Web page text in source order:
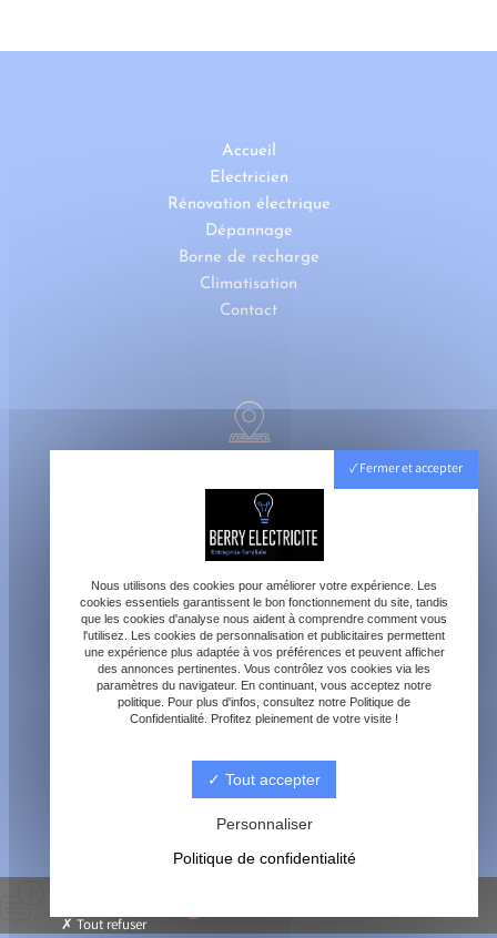
Accueil
Electricien
Rénovation électrique
Dépannage
Borne de recharge
Climatisation
Contact
contact@berry-electricite.fr
06 70 40 09 29
Fermer et accepter
Nous utilisons des cookies pour améliorer votre expérience. Les
cookies essentiels garantissent le bon fonctionnement du site, tandis
que les cookies d'analyse nous aident à comprendre comment vous
l'utilisez. Les cookies de personnalisation et publicitaires permettent
une expérience plus adaptée à vos préférences et peuvent afficher
des annonces pertinentes. Vous contrôlez vos cookies via les
paramètres du navigateur. En continuant, vous acceptez notre
politique. Pour plus d'infos, consultez notre Politique de
Confidentialité. Profitez pleinement de votre visite !
Tout accepter
Personnaliser
Politique de confidentialité
Tout refuser